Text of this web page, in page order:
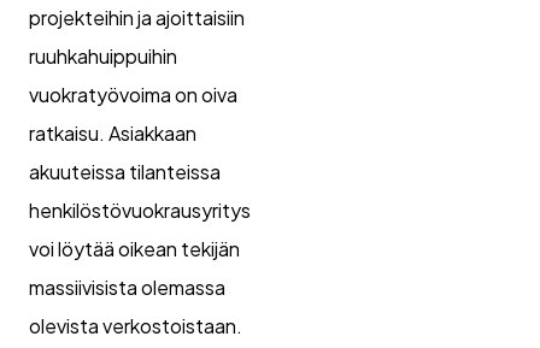
projekteihin ja ajoittaisiin
ruuhkahuippuihin
vuokratyövoima on oiva
ratkaisu. Asiakkaan
akuuteissa tilanteissa
henkilöstövuokrausyritys
voi löytää oikean tekijän
massiivisista olemassa
olevista verkostoistaan.